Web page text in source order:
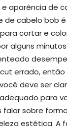
aparência de
cabelo bob
cortar e
alguns
errado,
deve ser
para
sobre
estética. A